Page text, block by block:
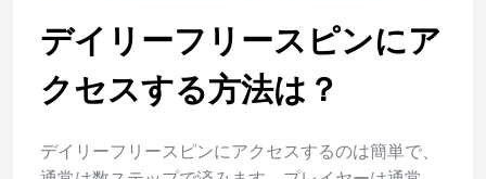
デイリーフリースピンにア
クセスする方法は？
デイリーフリースピンにアクセスするのは簡単で、